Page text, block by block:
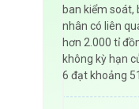
ban kiểm soát,
nhân có liên
hơn 2.000 tỉ
không kỳ hạn
6 đạt khoảng